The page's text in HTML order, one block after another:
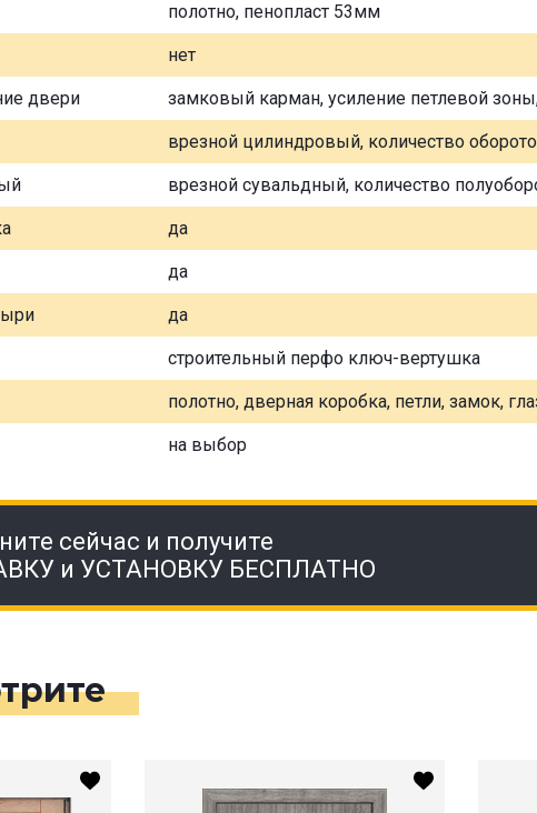
полотно, пенопласт 53мм
нет
двери замковый карман, усиление петлевой
врезной цилиндровый, количество
врезной сувальдный, количество
да
да
да
строительный перфо ключ-вертушка
полотно, дверная коробка, петли, замок,
на выбор
сейчас и получите
и УСТАНОВКУ БЕСПЛАТНО